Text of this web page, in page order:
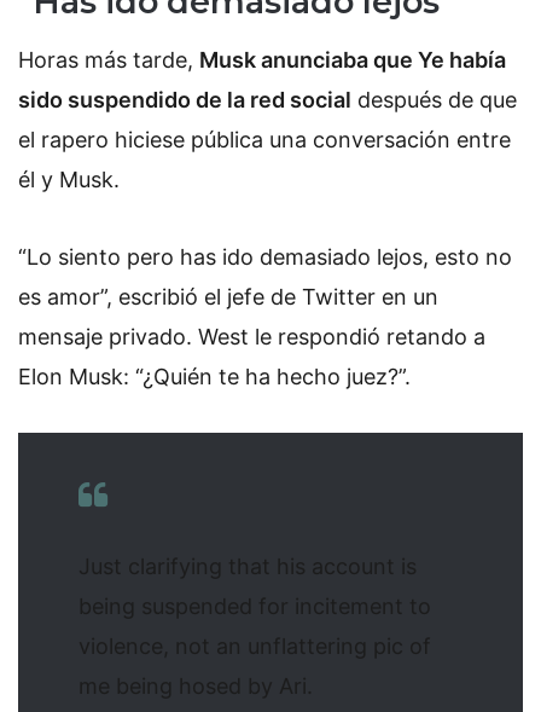
Horas más tarde, Musk anunciaba que Ye había
sido suspendido de la red social después de que
el rapero hiciese pública una conversación entre
él y Musk.
“Lo siento pero has ido demasiado lejos, esto no
es amor”, escribió el jefe de Twitter en un
mensaje privado. West le respondió retando a
Elon Musk: “¿Quién te ha hecho juez?”.
Just clarifying that his account is
being suspended for incitement to
violence, not an unflattering pic of
me being hosed by Ari.